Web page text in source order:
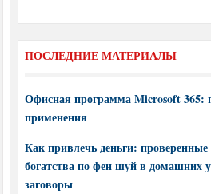
ПОСЛЕДНИЕ МАТЕРИАЛЫ
Офисная программа Microsoft 365:
применения
Как привлечь деньги:
богатства по фен шуй в домашних
заговоры